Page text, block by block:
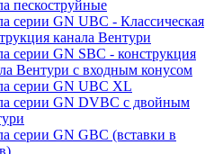
пескоструйные
серии GN UBC - Классическая
канала Вентури
серии GN SBC - конструкция
Вентури c входным конусом
серии GN UBC XL
серии GN DVBC с двойным
серии GN GBC (вставки в